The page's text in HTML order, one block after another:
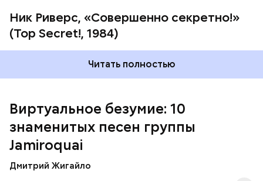
Ник Риверс, «Совершенно секретно!»
(Top Secret!, 1984)
Читать полностью
Виртуальное безумие: 10
знаменитых песен группы
Jamiroquai
Дмитрий Жигайло
Четвёртому альбому предшествовал сингл
"Deeper Underground"
Роланда Эммериха
Довольно разноплановым получился диск
"Dynamite" (2005), в котором традиционный фанк
Песня "Seven Days in Sunny June" попала в
саундтрек популярного фильма "Дьявол носит
Prada". Последний на сегодняшний день
студийный альбом группы, "Rock Dust Light Star"
вышел лишь пять лет спустя - в 2010 году.